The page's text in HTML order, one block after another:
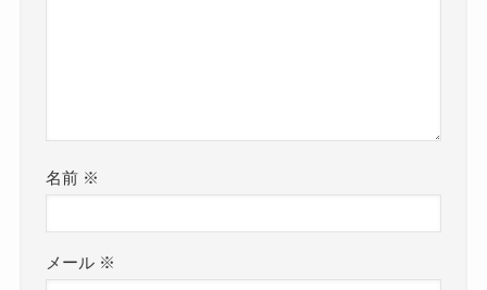
名前 ※
メール ※